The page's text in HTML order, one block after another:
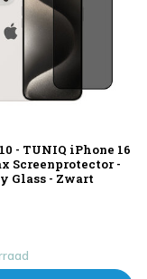
- TUNIQ iPhone 16
Screenprotector -
Glass - Zwart